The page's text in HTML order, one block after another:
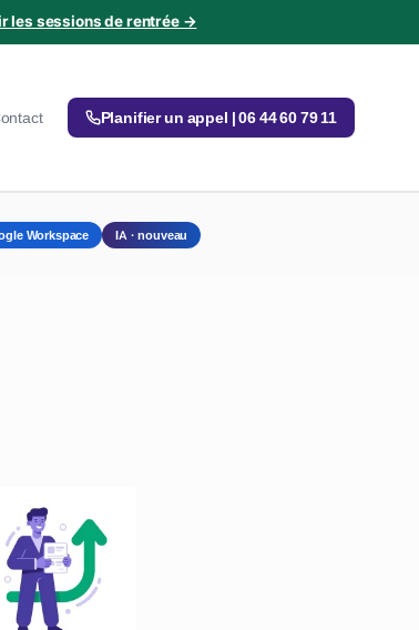
les sessions de rentrée →
Planifier un appel | 06 44 60 79 11
Workspace IA · nouveau